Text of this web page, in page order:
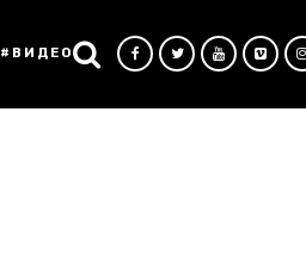
#ВИДЕО